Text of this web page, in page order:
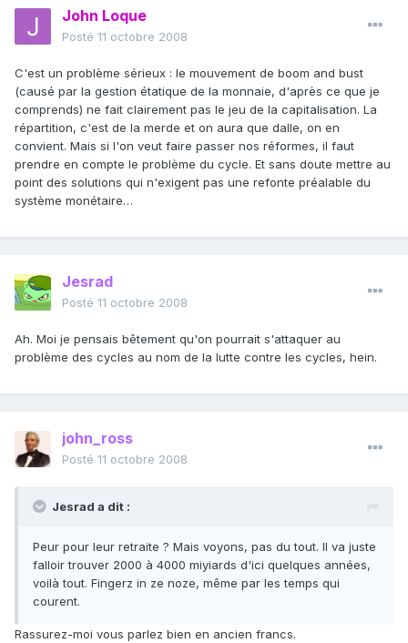
John Loque
Posté 11 octobre 2008
C'est un problème sérieux : le mouvement de boom and bust
(causé par la gestion étatique de la monnaie, d'après ce que je
comprends) ne fait clairement pas le jeu de la capitalisation. La
répartition, c'est de la merde et on aura que dalle, on en
convient. Mais si l'on veut faire passer nos réformes, il faut
prendre en compte le problème du cycle. Et sans doute mettre au
point des solutions qui n'exigent pas une refonte préalable du
système monétaire…
Jesrad
Posté 11 octobre 2008
Ah. Moi je pensais bêtement qu'on pourrait s'attaquer au
problème des cycles au nom de la lutte contre les cycles, hein.
john_ross
Posté 11 octobre 2008
Jesrad a dit :
Peur pour leur retraite ? Mais voyons, pas du tout. Il va juste
falloir trouver 2000 à 4000 miyiards d'ici quelques années,
voilà tout. Fingerz in ze noze, même par les temps qui
courent.
Rassurez-moi vous parlez bien en ancien francs.